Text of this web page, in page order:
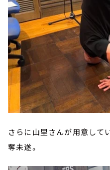
さらに山里さんが用意して
奪未遂。